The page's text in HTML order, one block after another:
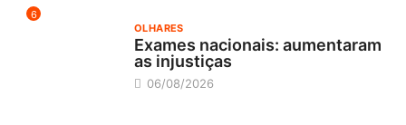
6
OLHARES
Exames nacionais: aumentaram
as injustiças
06/08/2026